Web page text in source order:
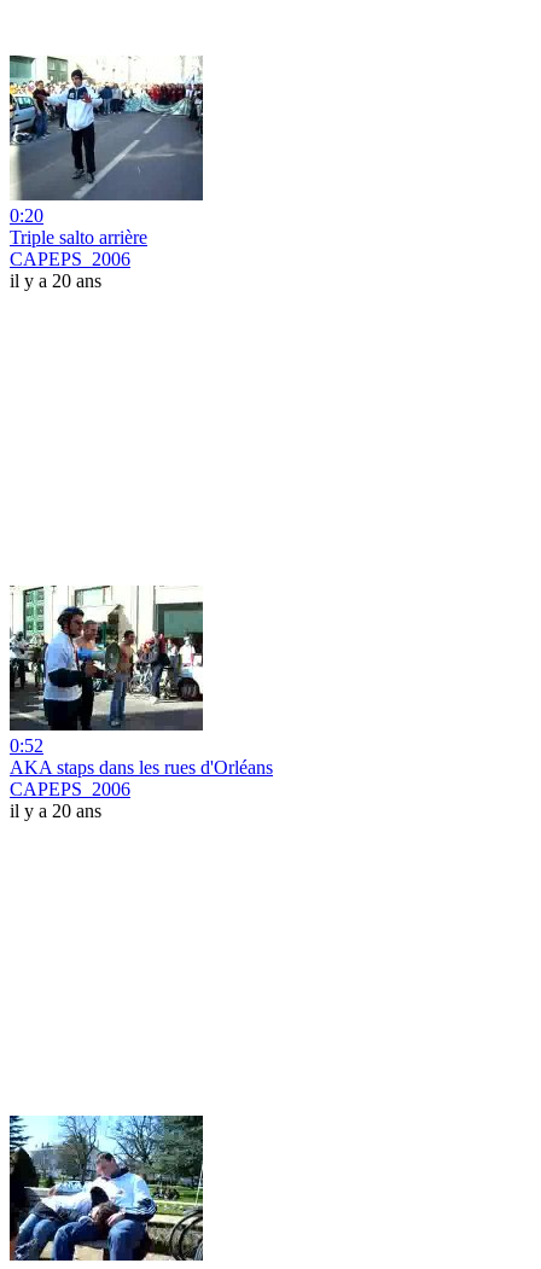
0:20
Triple salto arrière
CAPEPS_2006
il y a 20 ans
0:52
AKA staps dans les rues d'Orléans
CAPEPS_2006
il y a 20 ans